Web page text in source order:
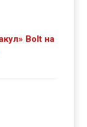
Bolt на